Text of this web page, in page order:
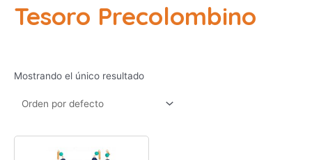
Tesoro Precolombino
Mostrando el único resultado